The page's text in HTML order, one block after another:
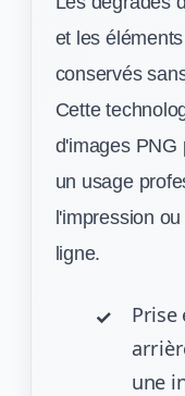
et les
conservés
Cette
d'images PNG
un usage
l'impression
ligne.
Prise
une